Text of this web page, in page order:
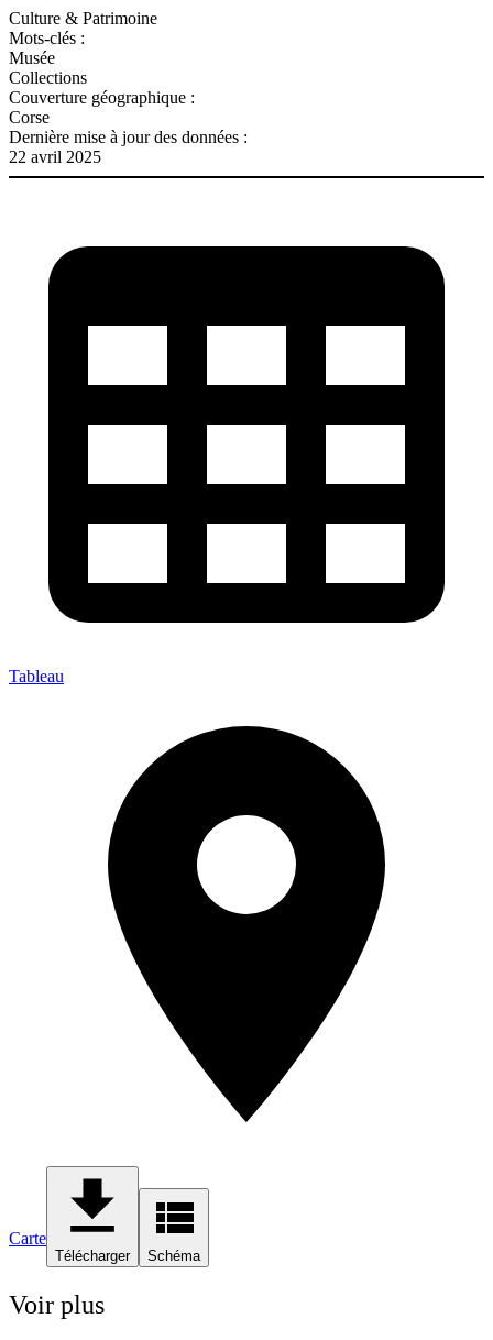
Culture & Patrimoine
Mots-clés :
Musée
Collections
Couverture géographique :
Corse
Dernière mise à jour des données :
22 avril 2025
Tableau
Carte
Télécharger Schéma
Voir plus